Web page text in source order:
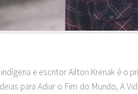
e escritor Ailton Krenak é o
para Adiar o Fim do Mundo, A